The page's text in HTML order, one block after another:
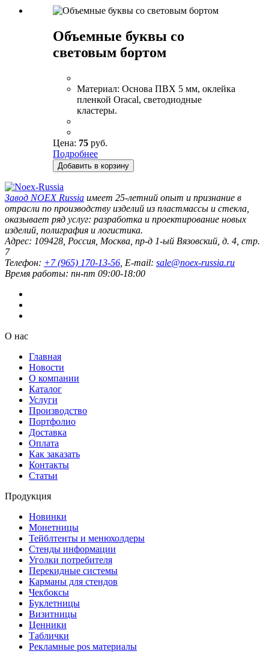
Объемные буквы со
световым бортом
Материал: Основа ПВХ 5 мм, оклейка
пленкой Oracal, светодиодные
кластеры.
Цена: 75 руб.
Подробнее
Добавить в корзину
Завод NOEX Russia имеет 25-летний опыт и признание в
отрасли по производству изделий из пластмассы и стекла,
оказывает ряд услуг: разработка и проектирование новых
изделий, полиграфия и логистика.
Адрес: 109428 Россия Москва пр-д 1-ый Вязовский, д. 4, стр.
7
Телефон: +7 (965) 170-13-56 , E-mail: sale@noex-russia.ru
Время работы: пн-пт 09:00-18:00
О нас
Главная
Новости
О компании
Каталог
Услуги
Производство
Портфолио
Доставка
Оплата
Как заказать
Контакты
Статьи
Продукция
Новинки
Монетницы
Тейблтенты и менюхолдеры
Стенды информации
Уголки потребителя
Перекидные системы
Карманы для стендов
Чекбоксы
Буклетницы
Визитницы
Ценники
Таблички
Рекламные pos материалы